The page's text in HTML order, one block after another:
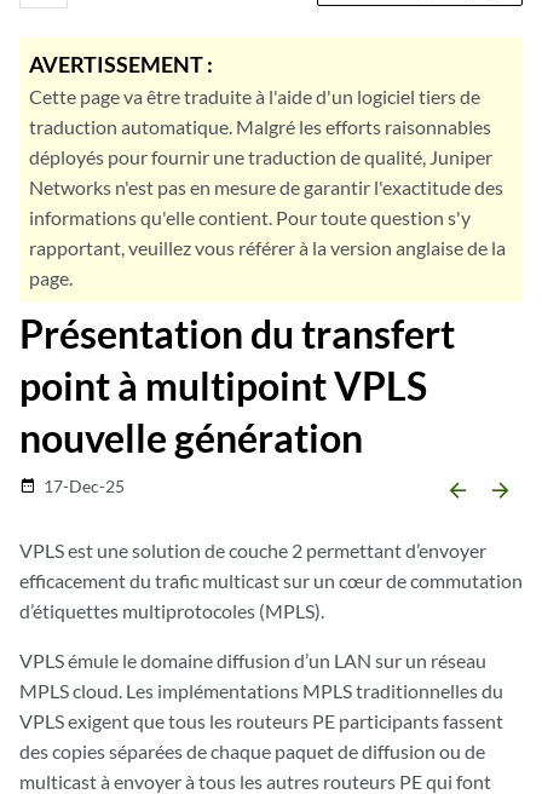
AVERTISSEMENT :
Cette page va être traduite à l'aide d'un logiciel tiers de
traduction automatique. Malgré les efforts raisonnables
déployés pour fournir une traduction de qualité, Juniper
Networks n'est pas en mesure de garantir l'exactitude des
informations qu'elle contient. Pour toute question s'y
rapportant, veuillez vous référer à la version anglaise de la
page.
Présentation du transfert
point à multipoint VPLS
nouvelle génération
date_range 17-Dec-25 arrow_backward arrow_forward
VPLS est une solution de couche 2 permettant d’envoyer
efficacement du trafic multicast sur un cœur de commutation
d’étiquettes multiprotocoles (MPLS).
VPLS émule le domaine diffusion d’un LAN sur un réseau
MPLS cloud. Les implémentations MPLS traditionnelles du
VPLS exigent que tous les routeurs PE participants fassent
des copies séparées de chaque paquet de diffusion ou de
multicast à envoyer à tous les autres routeurs PE qui font